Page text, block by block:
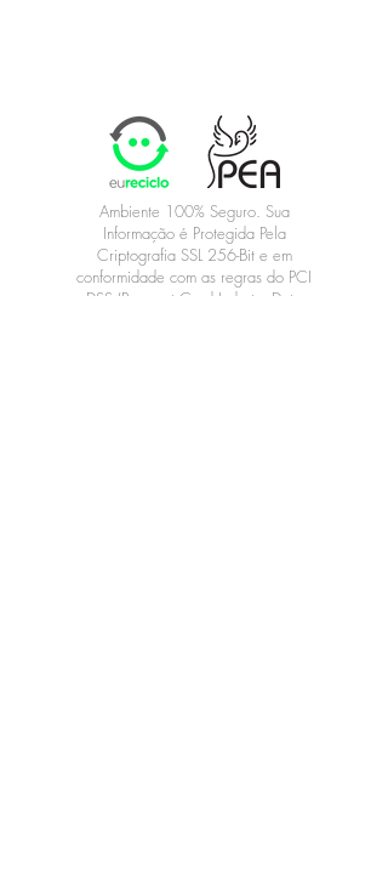
Ambiente 100% Seguro. Sua
Informação é Protegida Pela
Criptografia SSL 256-Bit e em
conformidade com as regras do PCI
DSS (Payment Card Industry Data